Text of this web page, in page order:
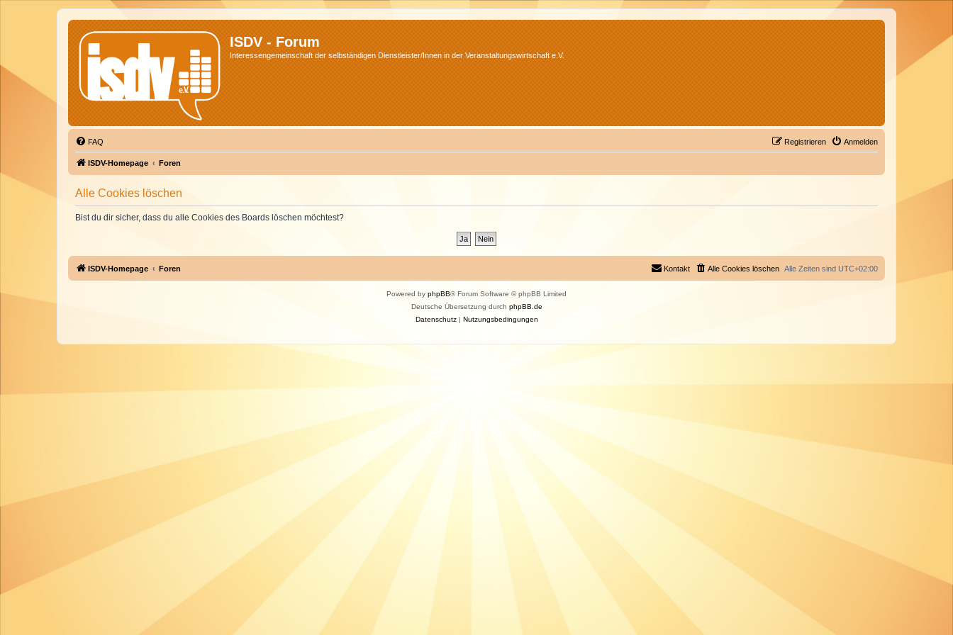
ISDV - Forum
Interessengemeinschaft der selbständigen Dienstleister/Innen in der Veranstaltungswirtschaft e.V.
FAQ Anmelden
Registrieren
ISDV-Homepage Foren
Alle Cookies löschen
Bist du dir sicher, dass du alle Cookies des Boards löschen möchtest?
ISDV-Homepage Foren Alle Zeiten sind UTC+02:00
Alle Cookies löschen
Kontakt
Powered by phpBB® Forum Software © phpBB Limited
Deutsche Übersetzung durch phpBB.de
Datenschutz| Nutzungsbedingungen